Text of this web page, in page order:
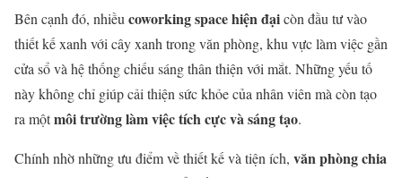
Bên cạnh đó, nhiều coworking space hiện đạicòn đầu tư vào
thiết kế xanh với cây xanh trong văn phòng, khu vực làm việc gần
cửa sổ và hệ thống chiếu sáng thân thiện với mắt. Những yếu tố
này không chỉ giúp cải thiện sức khỏe của nhân viên mà còn tạo
ra mộtmôi trường làm việc tích cực và sáng tạo.
Chính nhờ những ưu điểm về thiết kế và tiện ích, văn phòng chia